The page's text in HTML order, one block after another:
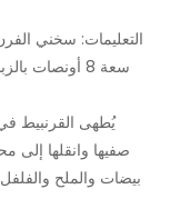
سعة 8 أونصات
بيضات والملح